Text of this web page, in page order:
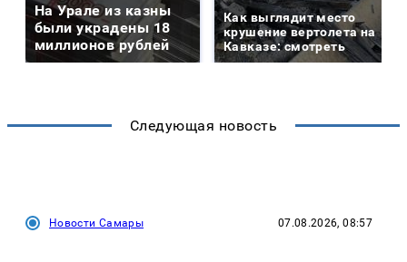
На Урале из казны
были украдены 18
миллионов рублей
Как выглядит место
крушение вертолета на
Кавказе: смотреть
Следующая новость
Новости Самары 07.08.2026, 08:57